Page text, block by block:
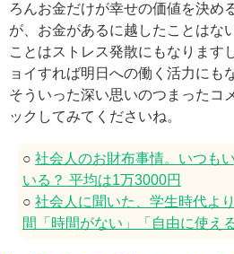
ろんお金だけが幸せの価値を決め
が、お金があるに越したことはな
ことはストレス発散にもなります
ョイすれば明日への働く活力にも
そういった深い思いのつまったコ
ックしてみてくださいね。
○ 社会人のお財布事情。いつも
いる？ 平均は1万3000円
○ 社会人に聞いた、学生時代よ
間「時間がない」「自由に使え